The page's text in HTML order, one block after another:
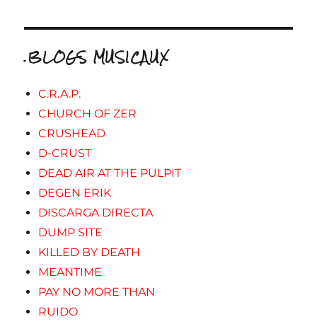
.BLOGS MUSICAUX
C.R.A.P.
CHURCH OF ZER
CRUSHEAD
D-CRUST
DEAD AIR AT THE PULPIT
DEGEN ERIK
DISCARGA DIRECTA
DUMP SITE
KILLED BY DEATH
MEANTIME
PAY NO MORE THAN
RUIDO